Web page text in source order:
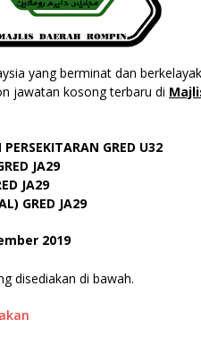
yang berminat dan
jawatan kosong terbaru di
GRED U32
JA29
JA29
GRED JA29
2019
disediakan di bawah.